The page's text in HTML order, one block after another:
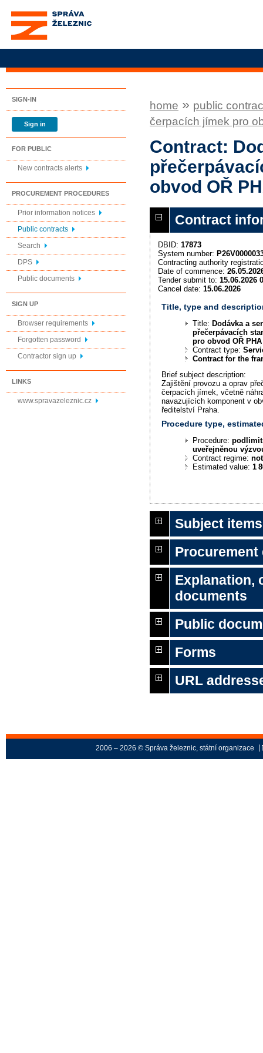
Správa železnic, státní
organizace
SIGN-IN
Sign in
FOR PUBLIC
New contracts alerts
PROCUREMENT PROCEDURES
Prior information notices
Public contracts
Search
DPS
Public documents
SIGN UP
Browser requirements
Forgotten password
Contractor sign up
LINKS
www.spravazeleznic.cz
home » public
čerpacích jímek pro
Contract:
obvod OŘ
Contract
DBID: 17873
System number:
Contracting authority
Date of commence:
Tender submit to: 15.06.2026
Cancel date: 15.06.2026
Title, type and
Title:Dodávka a
přečerpávacích
pro obvod OŘ PHA
Contract type:
Contract for the
Brief subject description:
Zajištění provozu a oprav
čerpacích jímek, včetně
navazujících komponent v
ředitelství Praha.
Procedure type,
Procedure:
uveřejněnou
Contract regime:
Estimated value:1
Subject
Explanation,
documents
Public
Forms
URL
2006 – 2026 © Správa železnic, státní organizace